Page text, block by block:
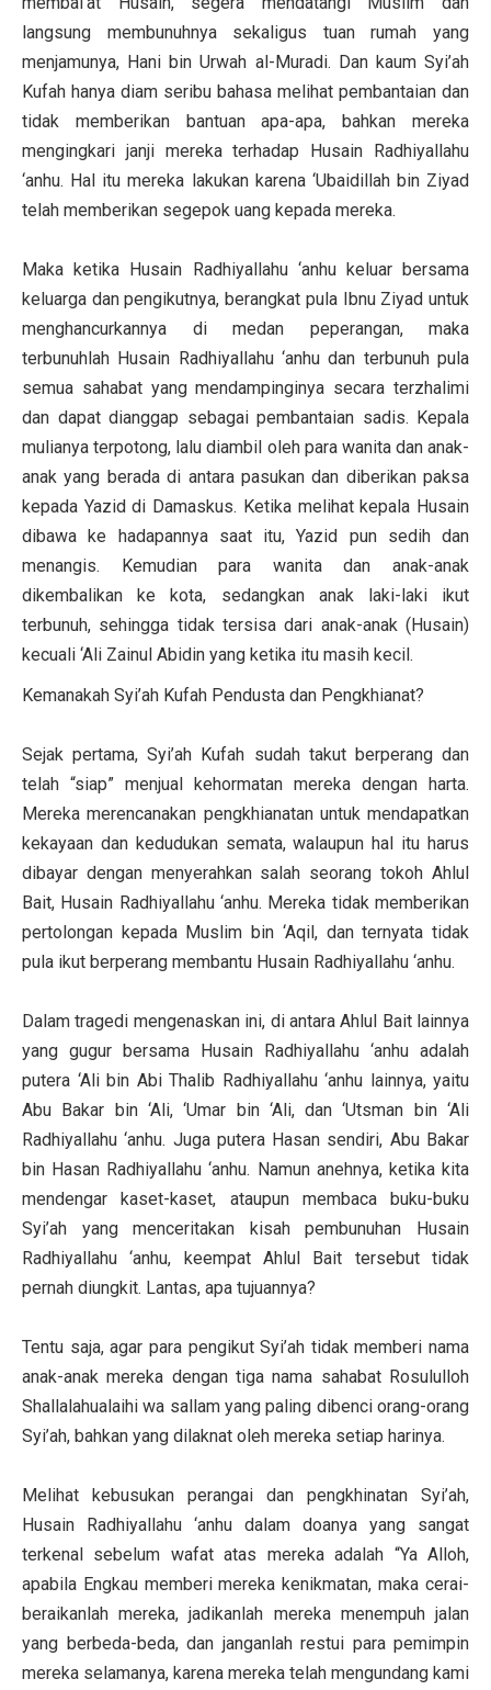
langsung membunuhnya sekaligus tuan rumah yang
menjamunya, Hani bin Urwah al-Muradi. Dan kaum Syi’ah
Kufah hanya diam seribu bahasa melihat pembantaian dan
tidak memberikan bantuan apa-apa, bahkan mereka
mengingkari janji mereka terhadap Husain Radhiyallahu
‘anhu. Hal itu mereka lakukan karena ‘Ubaidillah bin Ziyad
telah memberikan segepok uang kepada mereka.
Maka ketika Husain Radhiyallahu ‘anhu keluar bersama
keluarga dan pengikutnya, berangkat pula Ibnu Ziyad untuk
menghancurkannya di medan peperangan, maka
terbunuhlah Husain Radhiyallahu ‘anhu dan terbunuh pula
semua sahabat yang mendampinginya secara terzhalimi
dan dapat dianggap sebagai pembantaian sadis. Kepala
mulianya terpotong, lalu diambil oleh para wanita dan anak-
anak yang berada di antara pasukan dan diberikan paksa
kepada Yazid di Damaskus. Ketika melihat kepala Husain
dibawa ke hadapannya saat itu, Yazid pun sedih dan
menangis. Kemudian para wanita dan anak-anak
dikembalikan ke kota, sedangkan anak laki-laki ikut
terbunuh, sehingga tidak tersisa dari anak-anak (Husain)
kecuali ‘Ali Zainul Abidin yang ketika itu masih kecil.
Kemanakah Syi’ah Kufah Pendusta dan Pengkhianat?
Sejak pertama, Syi’ah Kufah sudah takut berperang dan
telah “siap” menjual kehormatan mereka dengan harta.
Mereka merencanakan pengkhianatan untuk mendapatkan
kekayaan dan kedudukan semata, walaupun hal itu harus
dibayar dengan menyerahkan salah seorang tokoh Ahlul
Bait, Husain Radhiyallahu ‘anhu. Mereka tidak memberikan
pertolongan kepada Muslim bin ‘Aqil, dan ternyata tidak
pula ikut berperang membantu Husain Radhiyallahu ‘anhu.
Dalam tragedi mengenaskan ini, di antara Ahlul Bait lainnya
yang gugur bersama Husain Radhiyallahu ‘anhu adalah
putera ‘Ali bin Abi Thalib Radhiyallahu ‘anhu lainnya, yaitu
Abu Bakar bin ‘Ali, ‘Umar bin ‘Ali, dan ‘Utsman bin ‘Ali
Radhiyallahu ‘anhu. Juga putera Hasan sendiri, Abu Bakar
bin Hasan Radhiyallahu ‘anhu. Namun anehnya, ketika kita
mendengar kaset-kaset, ataupun membaca buku-buku
Syi’ah yang menceritakan kisah pembunuhan Husain
Radhiyallahu ‘anhu, keempat Ahlul Bait tersebut tidak
pernah diungkit. Lantas, apa tujuannya?
Tentu saja, agar para pengikut Syi’ah tidak memberi nama
anak-anak mereka dengan tiga nama sahabat Rosululloh
Shallalahualaihi wa sallam yang paling dibenci orang-orang
Syi’ah, bahkan yang dilaknat oleh mereka setiap harinya.
Melihat kebusukan perangai dan pengkhinatan Syi’ah,
Husain Radhiyallahu ‘anhu dalam doanya yang sangat
terkenal sebelum wafat atas mereka adalah “Ya Alloh,
apabila Engkau memberi mereka kenikmatan, maka cerai-
beraikanlah mereka, jadikanlah mereka menempuh jalan
yang berbeda-beda, dan janganlah restui para pemimpin
mereka selamanya, karena mereka telah mengundang kami